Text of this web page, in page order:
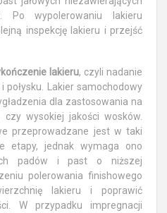
Po wypolerowaniu lakieru
inspekcję lakieru i przejść
lakieru, czyli nadanie
połysku. Lakier samochodowy
dla zastosowania na
wysokiej jakości wosków.
przeprowadzane jest w taki
etapy, jednak wymaga ono
padów i past o niższej
polerowania finishowego
lakieru i poprawić
W przypadku impregnacji